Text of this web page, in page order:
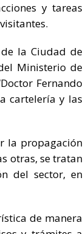
y tareas
la Ciudad de
Ministerio de
Fernando
cartelería y las
la propagación
otras, se tratan
del sector, en
de manera